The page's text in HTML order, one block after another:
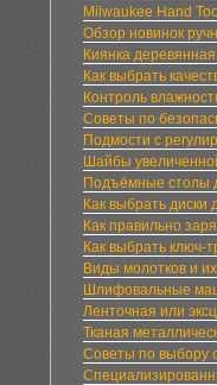
Milwaukee Hand
Обзор новинок
Киянка
Как выбрать
Контроль
Советы по
Подмости с
Шайбы
Подъёмные столы
Как выбрать диски
Как правильно
Как выбрать ключ-
Виды молотков и
Шлифовальные
Ленточная или
Тканая
Советы по выбору